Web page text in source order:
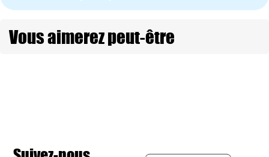
Vous aimerez peut-être